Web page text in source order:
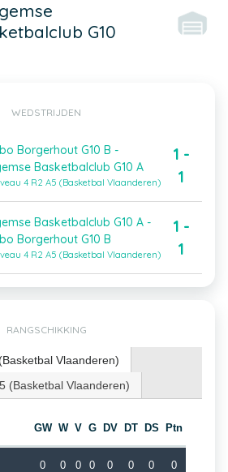
G10
WEDSTRIJDEN
Borgerhout G10 B -
Basketbalclub G10 A
4 R2 A5 (Basketbal Vlaanderen)
1 -
1
Basketbalclub G10 A -
Borgerhout G10 B
4 R2 A5 (Basketbal Vlaanderen)
1 -
1
RANGSCHIKKING
Vlaanderen)
(Basketbal Vlaanderen)
GW W V G DV DT DS Ptn
0 0 0 0 0 0 0 0